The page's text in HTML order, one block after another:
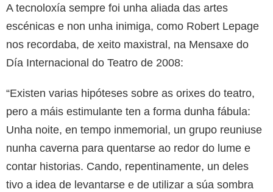
A tecnoloxía sempre foi unha aliada das artes
escénicas e non unha inimiga, como Robert Lepage
nos recordaba, de xeito maxistral, na Mensaxe do
Día Internacional do Teatro de 2008:
“Existen varias hipóteses sobre as orixes do teatro,
pero a máis estimulante ten a forma dunha fábula:
Unha noite, en tempo inmemorial, un grupo reuniuse
nunha caverna para quentarse ao redor do lume e
contar historias. Cando, repentinamente, un deles
tivo a idea de levantarse e de utilizar a súa sombra